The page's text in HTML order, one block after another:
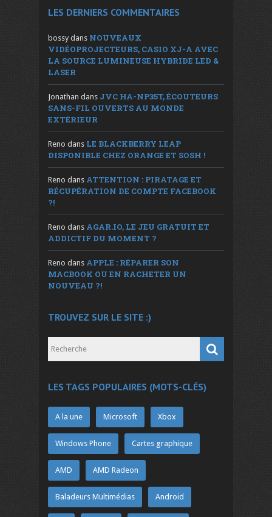
LES DERNIERS COMMENTAIRES
bossy dans NOUVEAUX
VIDÉOPROJECTEURS, CASIO XJ-A AVEC
LA SOURCE LUMINEUSE HYBRIDE LED &
LASER
Jonathan dans JVC HA-NP35T, ÉCOUTEURS
SANS-FIL OUVERTS AU MONDE
EXTÉRIEUR
Reno dans LE BLACKBERRY LEAP
DISPONIBLE CHEZ ORANGE ET SOSH !
Reno dans ATTENTION : PIRATAGE ET
RÉCUPÉRATION DE COMPTE FACEBOOK
?!
Reno dans AGAR.IO, LE JEU GRATUIT ET
ADDICTIF DU MOMENT ?
Reno dans APPLE : RÉPARER SON
MACBOOK OU EN RACHETER UN
NOUVEAU ?!
TROUVEZ SUR LE SITE :)
LES TAGS POPULAIRES (MOTS-CLÉS)
A la une Microsoft Xbox
Windows Phone Cartes graphique
AMD AMD Radeon
Baladeurs Multimédias Android